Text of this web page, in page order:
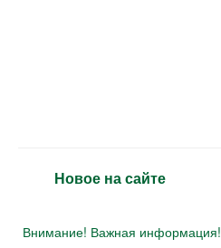
Новое на сайте
Внимание! Важная информация!